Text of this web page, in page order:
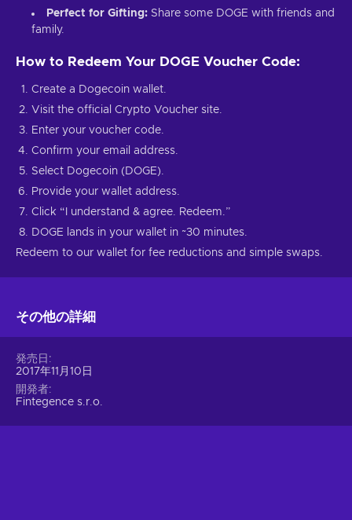
Perfect for Gifting: Share some DOGE with friends and
family.
How to Redeem Your DOGE Voucher Code:
Create a Dogecoin wallet.
Visit the official Crypto Voucher site.
Enter your voucher code.
Confirm your email address.
Select Dogecoin (DOGE).
Provide your wallet address.
Click “I understand & agree. Redeem.”
DOGE lands in your wallet in ~30 minutes.
Redeem to our wallet for fee reductions and simple swaps.
その他の詳細
発売日
2017年11月10日
開発者
Fintegence s.r.o.